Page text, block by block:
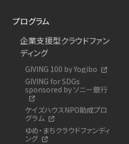
プログラム
企業支援型クラウドファン
ディング
GIVING 100 by Yogibo
GIVING for SDGs
sponsored by ソニー銀行
ケイズハウスNPO助成プロ
グラム
ゆめ・まちクラウドファンディ
ング